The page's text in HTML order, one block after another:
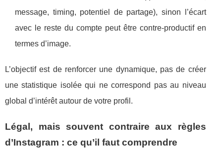
message, timing, potentiel de partage), sinon l’écart
avec le reste du compte peut être contre-productif en
termes d’image.
L’objectif est de renforcer une dynamique, pas de créer
une statistique isolée qui ne correspond pas au niveau
global d’intérêt autour de votre profil.
Légal, mais souvent contraire aux règles
d’Instagram : ce qu’il faut comprendre